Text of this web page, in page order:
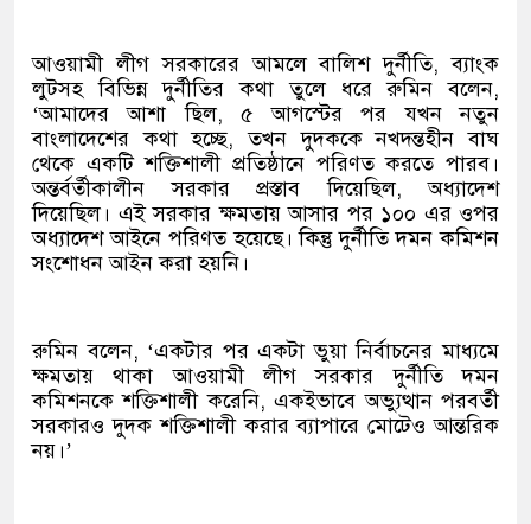
আওয়ামী লীগ সরকারের আমলে বালিশ দুর্নীতি, ব্যাংক
লুটসহ বিভিন্ন দুর্নীতির কথা তুলে ধরে রুমিন বলেন,
‘আমাদের আশা ছিল, ৫ আগস্টের পর যখন নতুন
বাংলাদেশের কথা হচ্ছে, তখন দুদককে নখদন্তহীন বাঘ
থেকে একটি শক্তিশালী প্রতিষ্ঠানে পরিণত করতে পারব।
অন্তর্বর্তীকালীন সরকার প্রস্তাব দিয়েছিল, অধ্যাদেশ
দিয়েছিল। এই সরকার ক্ষমতায় আসার পর ১০০ এর ওপর
অধ্যাদেশ আইনে পরিণত হয়েছে। কিন্তু দুর্নীতি দমন কমিশন
সংশোধন আইন করা হয়নি।
রুমিন বলেন, ‘একটার পর একটা ভুয়া নির্বাচনের মাধ্যমে
ক্ষমতায় থাকা আওয়ামী লীগ সরকার দুর্নীতি দমন
কমিশনকে শক্তিশালী করেনি, একইভাবে অভ্যুত্থান পরবর্তী
সরকারও দুদক শক্তিশালী করার ব্যাপারে মোটেও আন্তরিক
নয়।’